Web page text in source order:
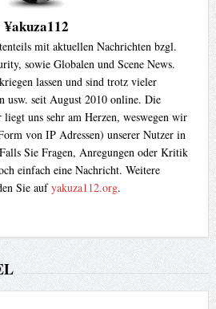
¥akuza112
mit aktuellen Nachrichten bzgl.
sowie Globalen und Scene News.
lassen und sind trotz vieler
usw. seit August 2010 online. Die
liegt uns sehr am Herzen, weswegen wir
von IP Adressen) unserer Nutzer in
Sie Fragen, Anregungen oder Kritik
einfach eine Nachricht. Weitere
Sie aufyakuza112.org.